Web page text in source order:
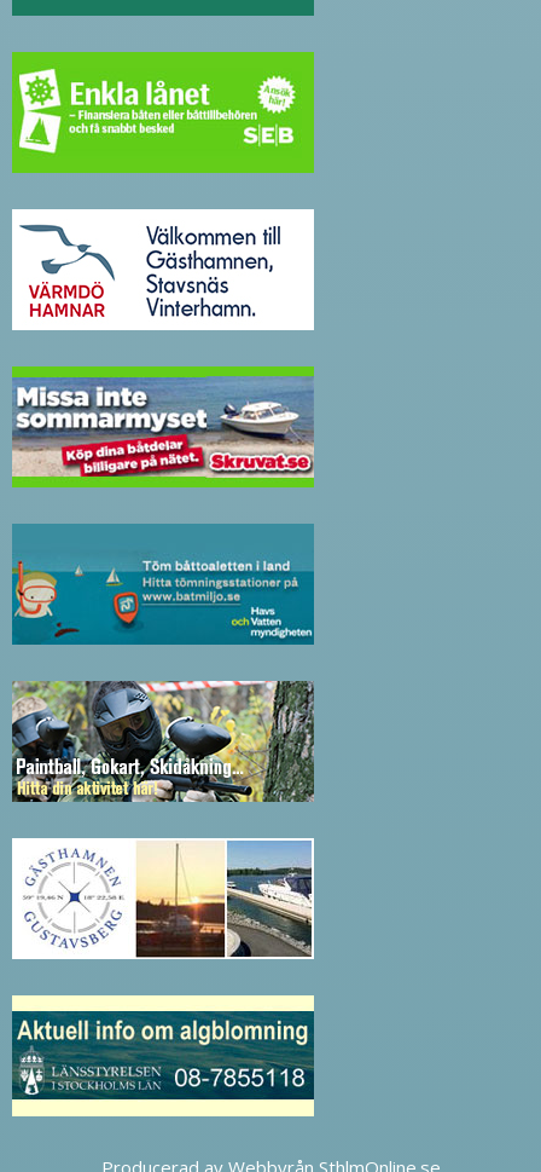
Producerad av Webbyrån SthlmOnline.se